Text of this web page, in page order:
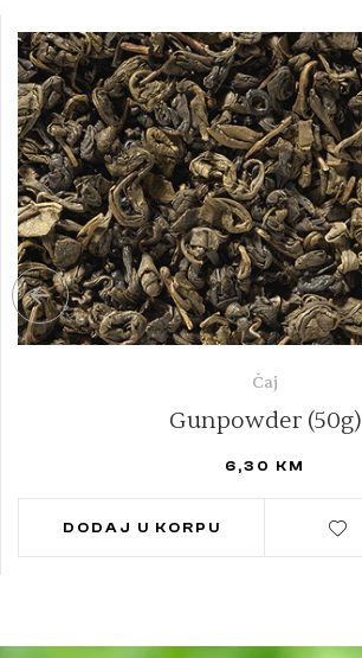
Čaj
Gunpowder (50g)
6,30 KM
DODAJ U KORPU